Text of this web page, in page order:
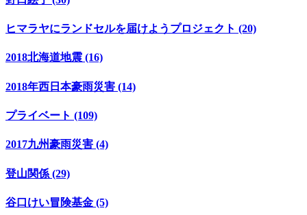
ヒマラヤにランドセルを届けようプロジェクト (20)
2018北海道地震 (16)
2018年西日本豪雨災害 (14)
プライベート (109)
2017九州豪雨災害 (4)
登山関係 (29)
谷口けい冒険基金 (5)